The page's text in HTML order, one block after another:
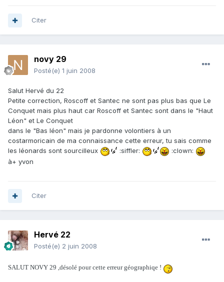
Citer
novy 29
Posté(e) 1 juin 2008
Salut Hervé du 22
Petite correction, Roscoff et Santec ne sont pas plus bas que Le
Conquet mais plus haut car Roscoff et Santec sont dans le "Haut
Léon" et Le Conquet
dans le "Bas léon" mais je pardonne volontiers à un
costarmoricain de ma connaissance cette erreur, tu sais comme
les léonards sont sourcilleux
:siffler:
:clown:
à+ yvon
Citer
Hervé 22
Posté(e) 2 juin 2008
SALUT NOVY 29 ,désolé pour cette erreur géographiqe !